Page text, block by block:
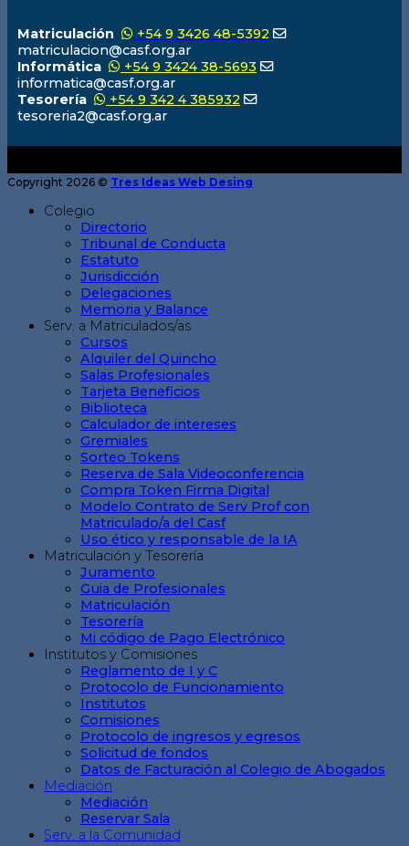
Matriculación
+54 9 3426 48-5392
matriculacion@casf.org.ar
Informática
+54 9 3424 38-5693
informatica@casf.org.ar
Tesorería
+54 9 342 4 385932
tesoreria2@casf.org.ar
Copyright 2026 © Tres Ideas Web Desing
Colegio
Directorio
Tribunal de Conducta
Estatuto
Jurisdicción
Delegaciones
Memoria y Balance
Serv. a Matriculados/as
Cursos
Alquiler del Quincho
Salas Profesionales
Tarjeta Beneficios
Biblioteca
Calculador de intereses
Gremiales
Sorteo Tokens
Reserva de Sala Videoconferencia
Compra Token Firma Digital
Modelo Contrato de Serv Prof con
Matriculado/a del Casf
Uso ético y responsable de la IA
Matriculación y Tesorería
Juramento
Guia de Profesionales
Matriculación
Tesorería
Mi código de Pago Electrónico
Institutos y Comisiones
Reglamento de I y C
Protocolo de Funcionamiento
Institutos
Comisiones
Protocolo de ingresos y egresos
Solicitud de fondos
Datos de Facturación al Colegio de Abogados
Mediación
Mediación
Reservar Sala
Serv. a la Comunidad